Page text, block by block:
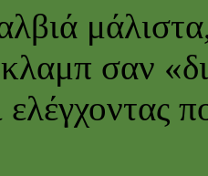
σαν
ελέγχοντας